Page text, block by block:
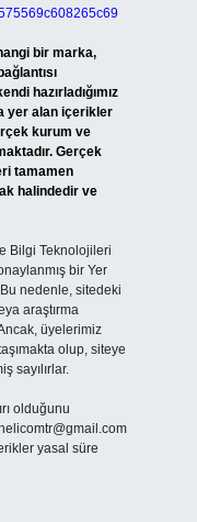
bir marka,
hazırladığımız
yer alan içerikler
kurum ve
Gerçek
tamamen
halindedir ve
Bilgi Teknolojileri
bir Yer
nedenle, sitedeki
araştırma
üyelerimiz
olup, siteye
sayılırlar.
olduğunu
yasal süre